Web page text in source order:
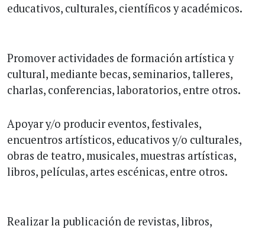
educativos, culturales, científicos y académicos.
Promover actividades de formación artística y
cultural, mediante becas, seminarios, talleres,
charlas, conferencias, laboratorios, entre otros.
Apoyar y/o producir eventos, festivales,
encuentros artísticos, educativos y/o culturales,
obras de teatro, musicales, muestras artísticas,
libros, películas, artes escénicas, entre otros.
Realizar la publicación de revistas, libros,